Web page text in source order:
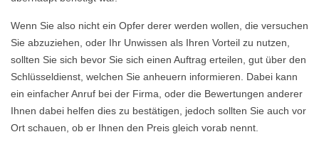
Wenn Sie also nicht ein Opfer derer werden wollen, die versuchen
Sie abzuziehen, oder Ihr Unwissen als Ihren Vorteil zu nutzen,
sollten Sie sich bevor Sie sich einen Auftrag erteilen, gut über den
Schlüsseldienst, welchen Sie anheuern informieren. Dabei kann
ein einfacher Anruf bei der Firma, oder die Bewertungen anderer
Ihnen dabei helfen dies zu bestätigen, jedoch sollten Sie auch vor
Ort schauen, ob er Ihnen den Preis gleich vorab nennt.